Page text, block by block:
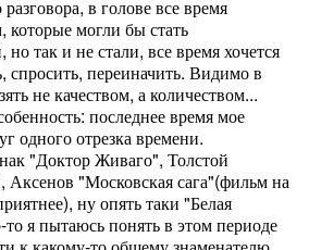
в голове все время
которые могли бы стать
так и не стали, все время хочется
спросить, переиначить. Видимо в
не качеством, а количеством...
последнее время мое
одного отрезка времени.
"Доктор Живаго", Толстой
"Московская сага"(фильм на
ну опять таки "Белая
я пытаюсь понять в этом периоде